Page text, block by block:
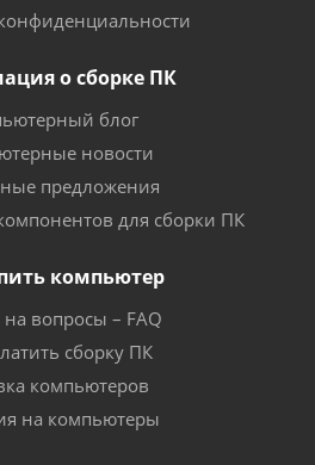
о сборке ПК
блог
новости
предложения
для сборки ПК
компьютер
вопросы – FAQ
сборку ПК
компьютеров
на компьютеры